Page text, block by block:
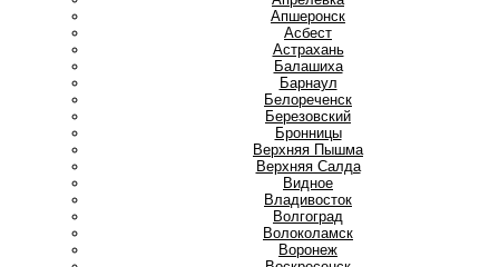
Апшеронск
Асбест
Астрахань
Балашиха
Барнаул
Белореченск
Березовский
Бронницы
Верхняя Пышма
Верхняя Салда
Видное
Владивосток
Волгоград
Волоколамск
Воронеж